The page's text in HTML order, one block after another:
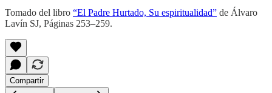
Tomado del libro “El Padre Hurtado, Su espiritualidad” de Álvaro
Lavín SJ, Páginas 253–259.
Compartir